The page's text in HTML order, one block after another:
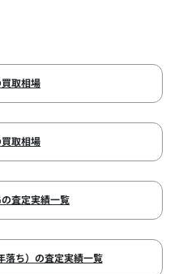
取相場
取相場
査定実績一覧
落ち）の査定実績一覧